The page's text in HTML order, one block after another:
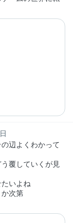
辺よくわかって
覆していくが見
いよね
次第